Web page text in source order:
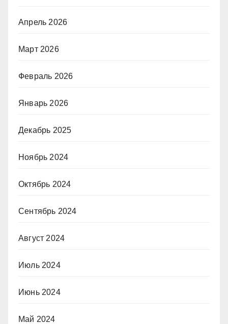
Апрель 2026
Март 2026
Февраль 2026
Январь 2026
Декабрь 2025
Ноябрь 2024
Октябрь 2024
Сентябрь 2024
Август 2024
Июль 2024
Июнь 2024
Май 2024